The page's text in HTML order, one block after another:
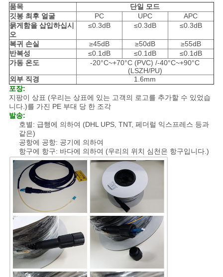
품목
단일 모드
깃봉 최후 얼굴
PC UPC
APC
묽게함을 삽입하십시
오
≤0.3dB ≤0.3dB ≤0.3dB
복귀 손실 ≥45dB ≥50dB
≥55dB
반복성
≤0.1dB ≤0.1dB
≤0.1dB
가동 온도
-20°C~+70°C (PVC) /-40°C~+90°C
(LSZH/PU)
외부 직경
1.6mm
포장:
지팡이 상표 (우리는 상표에 있는 고객의 로고를 추가할 수 있었습
니다.)를 가진 PE 부대 당 한 조각
발송:
호별: 급행에 의하여 (DHL UPS, TNT, 페더럴 익스프레스 등과
같은)
공항에 공항: 공기에 의하여
항구에 항구: 바다에 의하여 (우리의 위치 심천은 항구입니다.)